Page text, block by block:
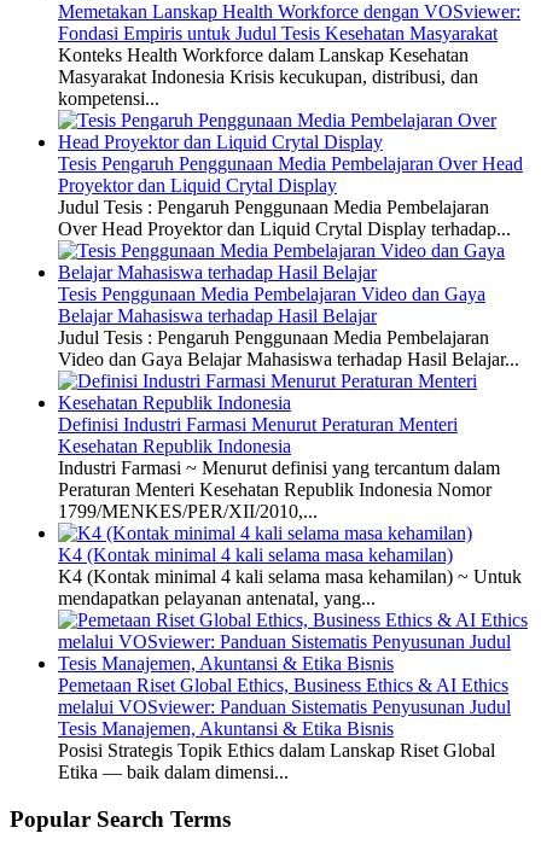
Memetakan Lanskap Health Workforce dengan VOSviewer:
Fondasi Empiris untuk Judul Tesis Kesehatan Masyarakat
Konteks Health Workforce dalam Lanskap Kesehatan
Masyarakat Indonesia Krisis kecukupan, distribusi, dan
kompetensi...
Tesis Pengaruh Penggunaan Media Pembelajaran Over Head
Proyektor dan Liquid Crytal Display
Judul Tesis : Pengaruh Penggunaan Media Pembelajaran
Over Head Proyektor dan Liquid Crytal Display terhadap...
Tesis Penggunaan Media Pembelajaran Video dan Gaya
Belajar Mahasiswa terhadap Hasil Belajar
Judul Tesis : Pengaruh Penggunaan Media Pembelajaran
Video dan Gaya Belajar Mahasiswa terhadap Hasil Belajar...
Definisi Industri Farmasi Menurut Peraturan Menteri
Kesehatan Republik Indonesia
Industri Farmasi ~ Menurut definisi yang tercantum dalam
Peraturan Menteri Kesehatan Republik Indonesia Nomor
1799/MENKES/PER/XII/2010,...
K4 (Kontak minimal 4 kali selama masa kehamilan)
K4 (Kontak minimal 4 kali selama masa kehamilan) ~ Untuk
mendapatkan pelayanan antenatal, yang...
Pemetaan Riset Global Ethics, Business Ethics & AI Ethics
melalui VOSviewer: Panduan Sistematis Penyusunan Judul
Tesis Manajemen, Akuntansi & Etika Bisnis
Posisi Strategis Topik Ethics dalam Lanskap Riset Global
Etika — baik dalam dimensi...
Popular Search Terms